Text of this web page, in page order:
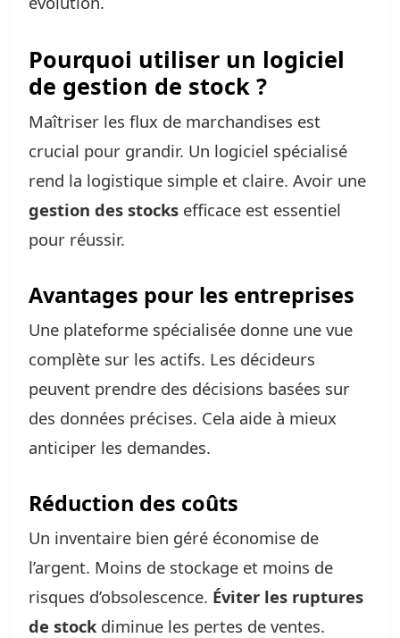
Pourquoi utiliser un logiciel
de gestion de stock ?
Maîtriser les flux de marchandises est
crucial pour grandir. Un logiciel spécialisé
rend la logistique simple et claire. Avoir une
gestion des stocks efficace est essentiel
pour réussir.
Avantages pour les entreprises
Une plateforme spécialisée donne une vue
complète sur les actifs. Les décideurs
peuvent prendre des décisions basées sur
des données précises. Cela aide à mieux
anticiper les demandes.
Réduction des coûts
Un inventaire bien géré économise de
l’argent. Moins de stockage et moins de
risques d’obsolescence. Éviter les ruptures
de stock diminue les pertes de ventes.